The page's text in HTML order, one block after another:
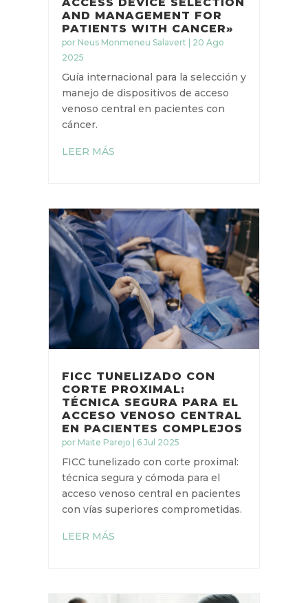
EXPERTS CONSENSUS ON
OPTIMAL CENTRAL
VASCULAR ACCESS
DEVICE SELECTION AND
PATIENTS WITH CANCER»
porNeus Monmeneu Salavert| 20 Ago
2025
Guía internacional para la selección
y manejo de dispositivos de acceso
FICC TUNELIZADO CON
CORTE PROXIMAL:
TÉCNICA SEGURA PARA
EL ACCESO VENOSO
CENTRAL EN PACIENTES
COMPLEJOS
proximal: técnica segura y cómoda